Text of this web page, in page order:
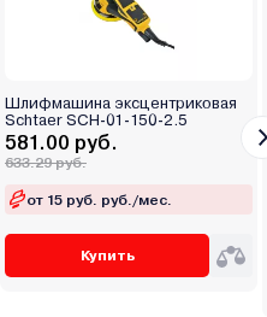
Шлифмашина эксцентриковая
Schtaer SCH-01-150-2.5
581.00 руб.
633.29 руб.
от 15 руб. руб./мес.
Купить